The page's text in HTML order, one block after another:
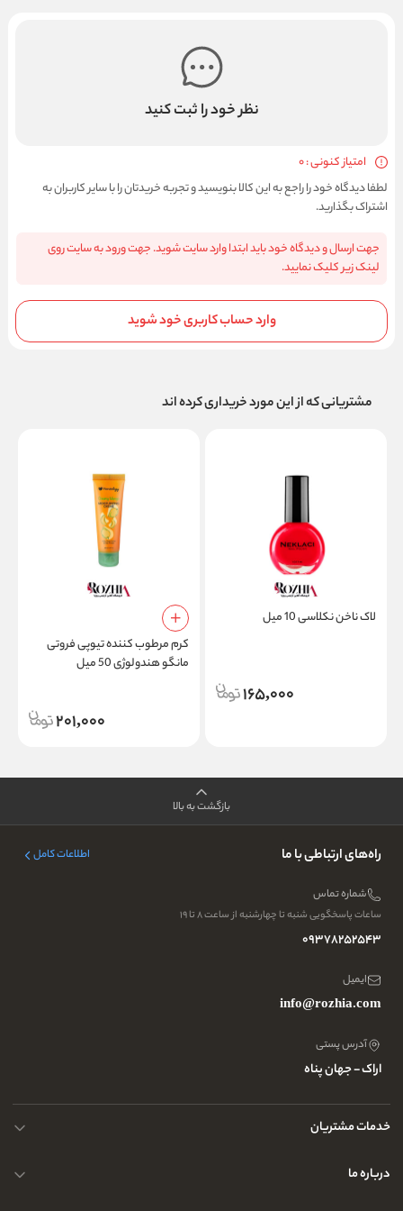
نظر خود را ثبت کنید
امتیاز کنونی : 0
لطفا دیدگاه خود را راجع به این کالا بنویسید و تجربه خریدتان را با سایر کاربران به
اشتراک بگذارید.
جهت ارسال و دیدگاه خود باید ابتدا وارد سایت شوید. جهت ورود به سایت روی
لینک زیر کلیک نمایید.
وارد حساب کاربری خود شوید
مشتریانی که از این مورد خریداری کرده اند
لاک ناخن نکلاسی 10 میل
165,000
کرم مرطوب کننده تیوپی فروتی
مانگو هندولوژی 50 میل
201,000
بازگشت به بالا
راه‌های ارتباطی با ما اطلاعات کامل
شماره تماس
ساعات پاسخگویی شنبه تا چهارشنبه از ساعت ۸ تا ۱۹
09378252543
ایمیل
info@rozhia.com
آدرس پستی
اراک - جهان پناه
خدمات مشتریان
حریم خصوصی کاربران
درباره ما